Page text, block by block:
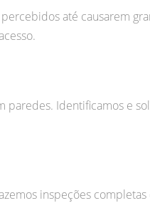
até causarem
paredes. Identificamos e
inspeções